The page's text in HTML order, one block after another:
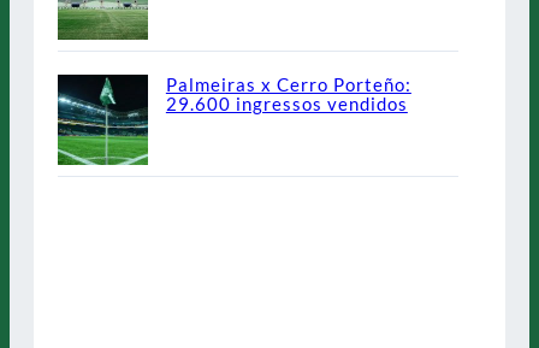
Palmeiras x Cerro Porteño:
29.600 ingressos vendidos